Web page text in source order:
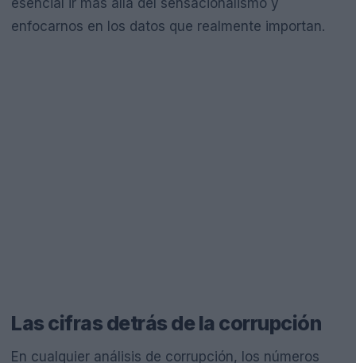
esencial ir más allá del sensacionalismo y
enfocarnos en los datos que realmente importan.
Las cifras detrás de la corrupción
En cualquier análisis de corrupción, los números